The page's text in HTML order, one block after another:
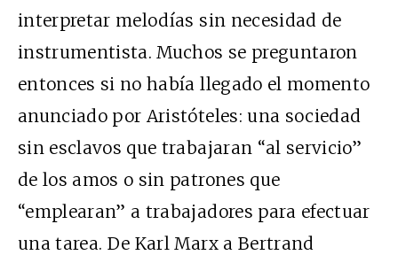
interpretar melodías sin necesidad de
instrumentista. Muchos se preguntaron
entonces si no había llegado el momento
anunciado por Aristóteles: una sociedad
sin esclavos que trabajaran “al servicio”
de los amos o sin patrones que
“emplearan” a trabajadores para efectuar
una tarea. De Karl Marx a Bertrand